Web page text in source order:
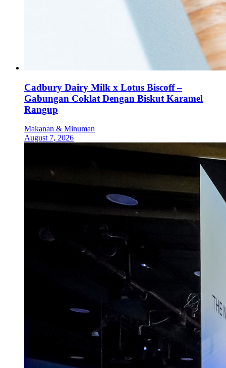
Cadbury Dairy Milk x Lotus Biscoff –
Gabungan Coklat Dengan Biskut Karamel
Rangup
Makanan & Minuman
August 7, 2026